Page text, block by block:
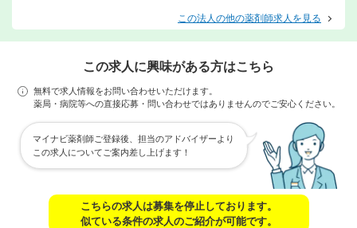
この法人の他の薬剤師求人を見る
この求人に興味がある方はこちら
無料で求人情報をお問い合わせいただけます。
薬局・病院等への直接応募・問い合わせではありませんのでご安心ください。
マイナビ薬剤師ご登録後、担当のアドバイザーより
この求人についてご案内差し上げます！
こちらの求人は募集を停止しております。
似ている条件の求人のご紹介が可能です。